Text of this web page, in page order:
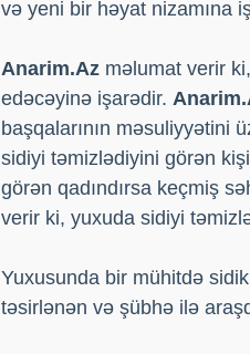
və yeni bir həyat nizamına
Anarim.Az məlumat verir
edəcəyinə işarədir.
başqalarının məsuliyyətini
sidiyi təmizlədiyini görən
görən qadındırsa keçmiş
verir ki, yuxuda sidiyi
Yuxusunda bir mühitdə sidik
təsirlənən və şübhə ilə